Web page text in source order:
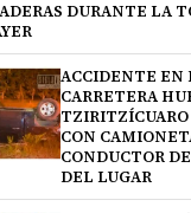
DURANTE LA
ACCIDENTE EN
CARRETERA
CON
CONDUCTOR
DEL LUGAR